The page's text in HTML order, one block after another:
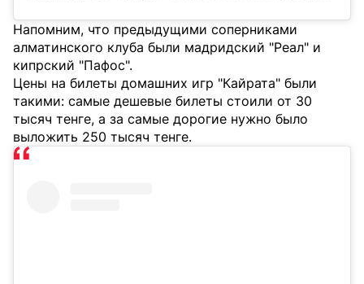
Напомним, что предыдущими соперниками
алматинского клуба были мадридский "Реал" и
кипрский "Пафос".
Цены на билеты домашних игр "Кайрата" были
такими: самые дешевые билеты стоили от 30
тысяч тенге, а за самые дорогие нужно было
выложить 250 тысяч тенге.